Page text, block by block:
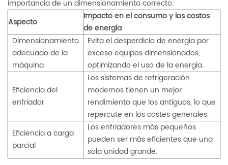
importancia de un dimensionamiento correcto:
Aspecto
Impacto en el consumo y los costos
de energía
Dimensionamiento
adecuado de la
máquina
Evita el desperdicio de energía por
excesoequipos dimensionados,
optimizando el uso de la energía.
Eficiencia del
enfriador
Los sistemas de refrigeración
modernos tienen un mejor
rendimiento que los antiguos, lo que
repercute en los costes generales.
Eficiencia a carga
parcial
Los enfriadores más pequeños
pueden ser más eficientes que una
sola unidad grande.